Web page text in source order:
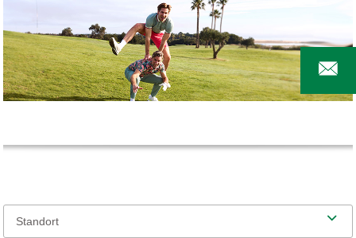
Standort